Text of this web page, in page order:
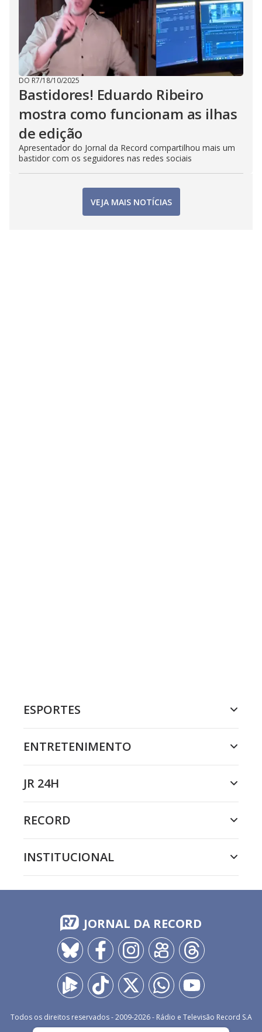
DO R7/18/10/2025
Bastidores! Eduardo Ribeiro
mostra como funcionam as ilhas
de edição
Apresentador do Jornal da Record compartilhou mais um
bastidor com os seguidores nas redes sociais
VEJA MAIS NOTÍCIAS
ESPORTES
ENTRETENIMENTO
JR 24H
RECORD
INSTITUCIONAL
JORNAL DA RECORD
Todos os direitos reservados - 2009-2026- Rádio e Televisão Record S.A